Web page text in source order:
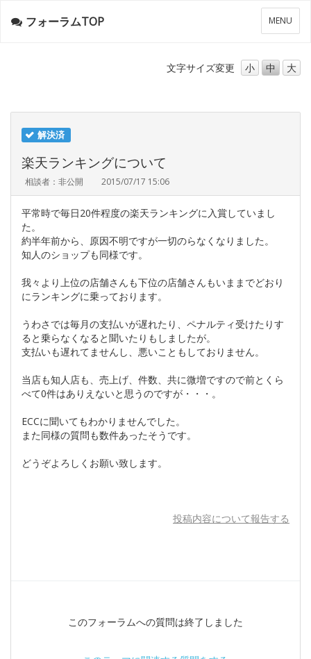
メ
ニ
ー
MENU
フォーラムTOP
文字サイズ変更 小 中 大
解決済
楽天ランキングについて
相談者：非公開 2015/07/17 15:06
平常時で毎日20件程度の楽天ランキングに入賞していまし
た。
約半年前から、原因不明ですが一切のらなくなりました。
知人のショップも同様です。
我々より上位の店舗さんも下位の店舗さんもいままでどおり
にランキングに乗っております。
うわさでは毎月の支払いが遅れたり、ペナルティ受けたりす
ると乗らなくなると聞いたりもしましたが。
支払いも遅れてませんし、悪いこともしておりません。
当店も知人店も、売上げ、件数、共に微増ですので前とくら
べて0件はありえないと思うのですが・・・。
ECCに聞いてもわかりませんでした。
また同様の質問も数件あったそうです。
どうぞよろしくお願い致します。
投稿内容について報告する
このフォーラムへの質問は終了しました